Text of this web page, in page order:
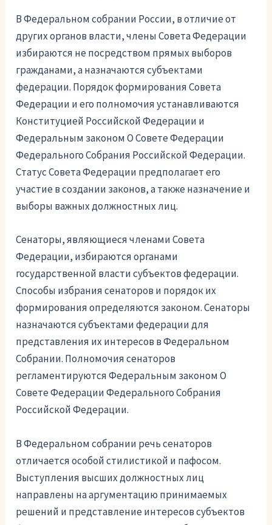
В Федеральном собрании России, в отличие от
других органов власти, члены Совета Федерации
избираются не посредством прямых выборов
гражданами, а назначаются субъектами
федерации. Порядок формирования Совета
Федерации и его полномочия устанавливаются
Конституцией Российской Федерации и
Федеральным законом О Совете Федерации
Федерального Собрания Российской Федерации.
Статус Совета Федерации предполагает его
участие в создании законов, а также назначение и
выборы важных должностных лиц.
Сенаторы, являющиеся членами Совета
Федерации, избираются органами
государственной власти субъектов федерации.
Способы избрания сенаторов и порядок их
формирования определяются законом. Сенаторы
назначаются субъектами федерации для
представления их интересов в Федеральном
Собрании. Полномочия сенаторов
регламентируются Федеральным законом О
Совете Федерации Федерального Собрания
Российской Федерации.
В Федеральном собрании речь сенаторов
отличается особой стилистикой и пафосом.
Выступления высших должностных лиц
направлены на аргументацию принимаемых
решений и представление интересов субъектов